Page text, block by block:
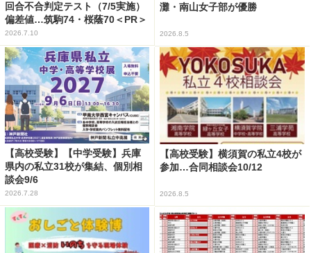
回合不合判定テスト（7/5実施）
偏差値…筑駒74・桜蔭70＜PR＞
2026.7.10
灘・南山女子部が優勝
2026.8.5
【高校受験】【中学受験】兵庫
県内の私立31校が集結、個別相
談会9/6
2026.7.28
【高校受験】横須賀の私立4校が
参加…合同相談会10/12
2026.8.5